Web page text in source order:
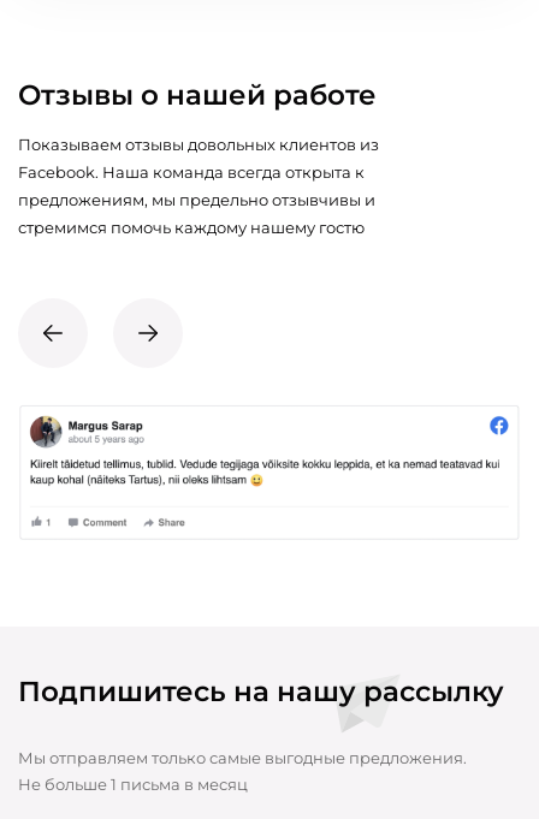
Отзывы о нашей работе
Показываем отзывы довольных клиентов из
Facebook. Наша команда всегда открыта к
предложениям, мы предельно отзывчивы и
стремимся помочь каждому нашему гостю
Подпишитесь на нашу рассылку
Мы отправляем только самые выгодные предложения.
Не больше 1 письма в месяц